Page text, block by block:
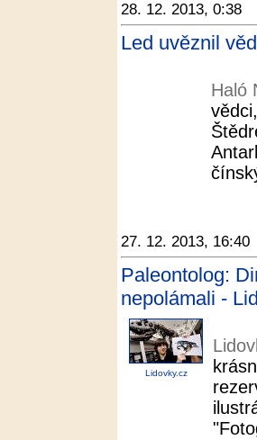
28. 12. 2013, 0:38
Led uvěznil
Haló
27. 12. 2013, 16:40
Paleontolog:
nepolámali -
Lidovky.cz